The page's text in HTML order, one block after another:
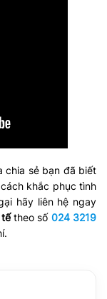
chia sẻ bạn đã biết
khắc phục tình
hãy liên hệ ngay
theo số 024 3219